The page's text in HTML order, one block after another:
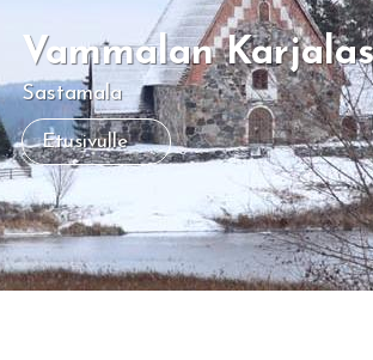
Vammalan
Sastamala
Etusivulle